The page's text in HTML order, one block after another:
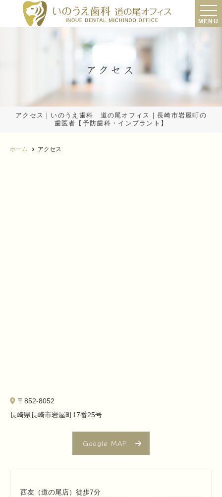
MENU
アクセス
アクセス｜いのうえ歯科 道の尾オフィス｜長崎市岩屋町の
歯医者【予防歯科・インプラント】
ホーム アクセス
〒852-8052
長崎県長崎市岩屋町17番25号
Google MAP
西友（道の尾店）徒歩7分